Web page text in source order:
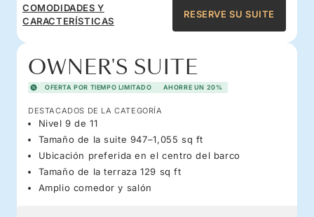
COMODIDADES Y
CARACTERÍSTICAS
RESERVE SU SUITE
OWNER'S SUITE
OFERTA POR TIEMPO LIMITADO AHORRE UN 20%
DESTACADOS DE LA CATEGORÍA
Nivel 9 de 11
Tamaño de la suite 947–1,055 sq ft
Ubicación preferida en el centro del barco
Tamaño de la terraza 129 sq ft
Amplio comedor y salón